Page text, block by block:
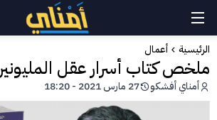
الرئيسية أعمال
ملخص كتاب أسرار عقل المليونير PDF
أمناي أفشكو 27 مارس 2021 - 18:20